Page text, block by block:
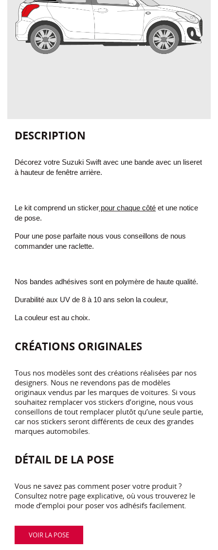
DESCRIPTION
Décorez votre Suzuki Swift avec une bande avec un liseret
à hauteur de fenêtre arrière.
Le kit comprend un sticker pour chaque côté et une notice
de pose.
Pour une pose parfaite nous vous conseillons de nous
commander une raclette.
Nos bandes adhésives sont en polymère de haute qualité.
Durabilité aux UV de 8 à 10 ans selon la couleur,
La couleur est au choix.
CRÉATIONS ORIGINALES
Tous nos modèles sont des créations réalisées par nos
designers. Nous ne revendons pas de modèles
originaux vendus par les marques de voitures. Si vous
souhaitez remplacer vos stickers d’origine, nous vous
conseillons de tout remplacer plutôt qu’une seule partie,
car nos stickers seront différents de ceux des grandes
marques automobiles.
DÉTAIL DE LA POSE
Vous ne savez pas comment poser votre produit ?
Consultez notre page explicative, où vous trouverez le
mode d’emploi pour poser vos adhésifs facilement.
VOIR LA POSE